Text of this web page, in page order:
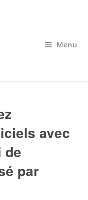
Menu
avec
de
par